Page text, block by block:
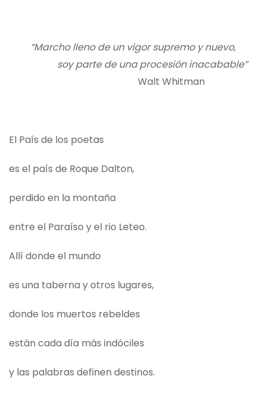
“Marcho lleno de un vigor supremo y nuevo,
soy parte de una procesión inacabable”
Walt Whitman
El País de los poetas
es el país de Roque Dalton,
perdido en la montaña
entre el Paraíso y el rio Leteo.
Allí donde el mundo
es una taberna y otros lugares,
donde los muertos rebeldes
están cada día más indóciles
y las palabras definen destinos.